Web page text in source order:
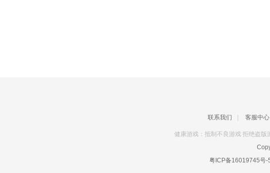
联系我们 客服中心
健康游戏：抵制不良游戏 拒绝盗版
粤ICP备16019745号-